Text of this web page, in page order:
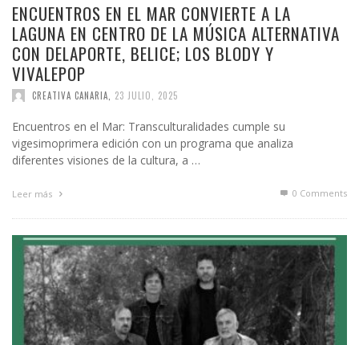
ENCUENTROS EN EL MAR CONVIERTE A LA
LAGUNA EN CENTRO DE LA MÚSICA ALTERNATIVA
CON DELAPORTE, BELICE; LOS BLODY Y
VIVALEPOP
CREATIVA CANARIA 23 JULIO, 2025
Encuentros en el Mar: Transculturalidades cumple su
vigesimoprimera edición con un programa que analiza
diferentes visiones de la cultura, a …
Leer más 0 Comments